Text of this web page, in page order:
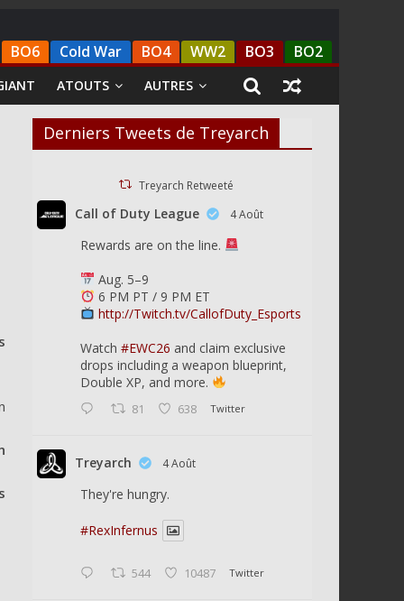
BO6 Cold War BO4 WW2 BO3 BO2
ATOUTS AUTRES
Derniers Tweets de Treyarch
Treyarch Retweeté
Call of Duty League 4 Août
Rewards are on the line.
Aug. 5–9
6 PM PT / 9 PM ET
http://Twitch.tv/CallofDuty_Esports
Watch #EWC26 and claim exclusive
drops including a weapon blueprint,
Double XP, and more.
81 638 Twitter
Treyarch 4 Août
They're hungry.
#RexInfernus
544 10487 Twitter